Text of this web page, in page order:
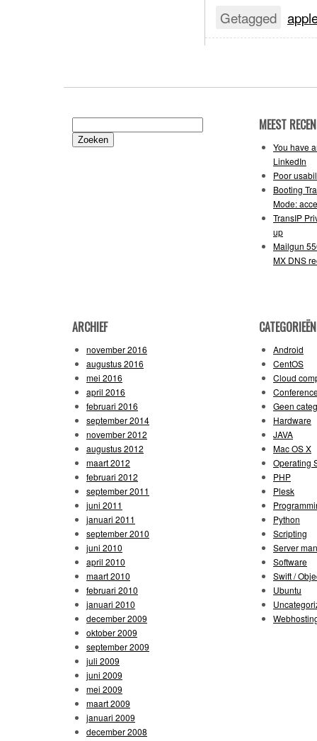
Getagged
naar:
MEEST
You have
LinkedIn
Poor
Booting
Mode:
TransIP
up
Mailgun
MX DNS
ARCHIEF
november 2016
augustus 2016
mei 2016
april 2016
februari 2016
september 2014
november 2012
augustus 2012
maart 2012
februari 2012
september 2011
juni 2011
januari 2011
september 2010
juni 2010
april 2010
maart 2010
februari 2010
januari 2010
december 2009
oktober 2009
september 2009
juli 2009
juni 2009
mei 2009
maart 2009
januari 2009
december 2008
CATEGORIEËN
Android
CentOS
Cloud
Geen
Hardware
JAVA
Mac OS X
Operating
PHP
Plesk
Python
Scripting
Server
Software
Swift /
Ubuntu